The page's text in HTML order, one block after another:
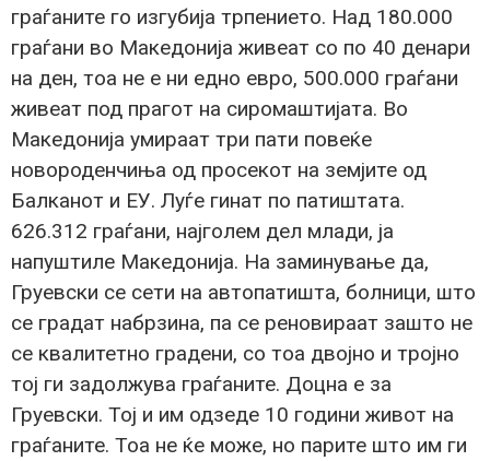
граѓаните го изгубија трпението. Над 180.000
граѓани во Македонија живеат со по 40 денари
на ден, тоа не е ни едно евро, 500.000 граѓани
живеат под прагот на сиромаштијата. Во
Македонија умираат три пати повеќе
новороденчиња од просекот на земјите од
Балканот и ЕУ. Луѓе гинат по патиштата.
626.312 граѓани, најголем дел млади, ја
напуштиле Македонија. На заминување да,
Груевски се сети на автопатишта, болници, што
се градат набрзина, па се реновираат зашто не
се квалитетно градени, со тоа двојно и тројно
тој ги задолжува граѓаните. Доцна е за
Груевски. Тој и им одзеде 10 години живот на
граѓаните. Тоа не ќе може, но парите што им ги